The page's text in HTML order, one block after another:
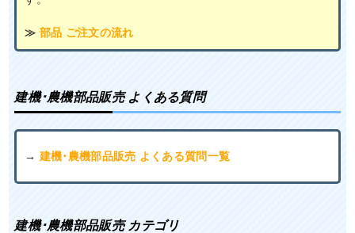
≫ 部品 ご注文の流れ
建機･農機部品販売 よくある質問
→ 建機･農機部品販売 よくある質問一覧
建機･農機部品販売 カテゴリ